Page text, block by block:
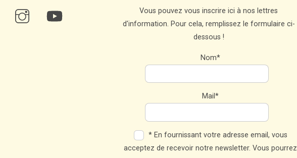
Vous pouvez vous inscrire ici à nos lettres
d'information. Pour cela, remplissez le formulaire ci-
dessous !
Nom*
Mail*
* En fournissant votre adresse email, vous
acceptez de recevoir notre newsletter. Vous pourrez